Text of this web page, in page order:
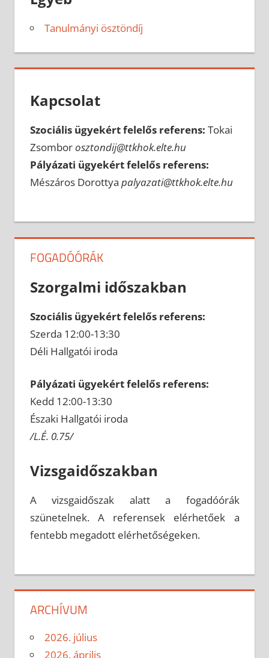
Tanulmányi ösztöndíj
Kapcsolat
Szociális ügyekért felelős referens: Tokai
Zsomborosztondij@ttkhok.elte.hu
Pályázati ügyekért felelős referens:
Mészáros Dorottya palyazati@ttkhok.elte.hu
FOGADÓÓRÁK
Szorgalmi időszakban
Szociális ügyekért felelős referens:
Szerda 12:00-13:30
Déli Hallgatói iroda
Pályázati ügyekért felelős referens:
Kedd 12:00-13:30
Északi Hallgatói iroda
/L.É. 0.75/
Vizsgaidőszakban
A vizsgaidőszak alatt a fogadóórák
szünetelnek. A referensek elérhetőek a
fentebb megadott elérhetőségeken.
ARCHÍVUM
2026. július
2026. április